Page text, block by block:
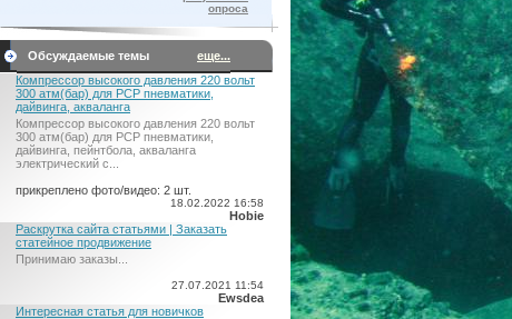
опроса
Обсуждаемые темы
еще...
Компрессор высокого давления 220 вольт
300 атм(бар) для PCP пневматики,
дайвинга, акваланга
Компрессор высокого давления 220 вольт
300 атм(бар) для PCP пневматики,
дайвинга, пейнтбола, акваланга
электрический c...
прикреплено фото/видео: 2 шт.
18.02.2022 16:58
Hobie
Раскрутка сайта статьями | Заказать
статейное продвижение
Принимаю заказы...
27.07.2021 11:54
Ewsdea
Интересная статья для новичков